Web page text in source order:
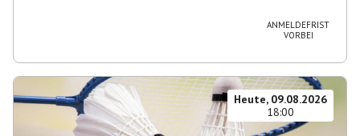
ANMELDEFRIST
VORBEI
Heute, 09.08.2026
18:00